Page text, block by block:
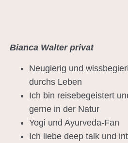
Bianca Walter privat
Neugierig und
durchs Leben
Ich bin reisebegeistert
gerne in der Natur
Yogi und Ayurveda-Fan
Ich liebe deep talk und